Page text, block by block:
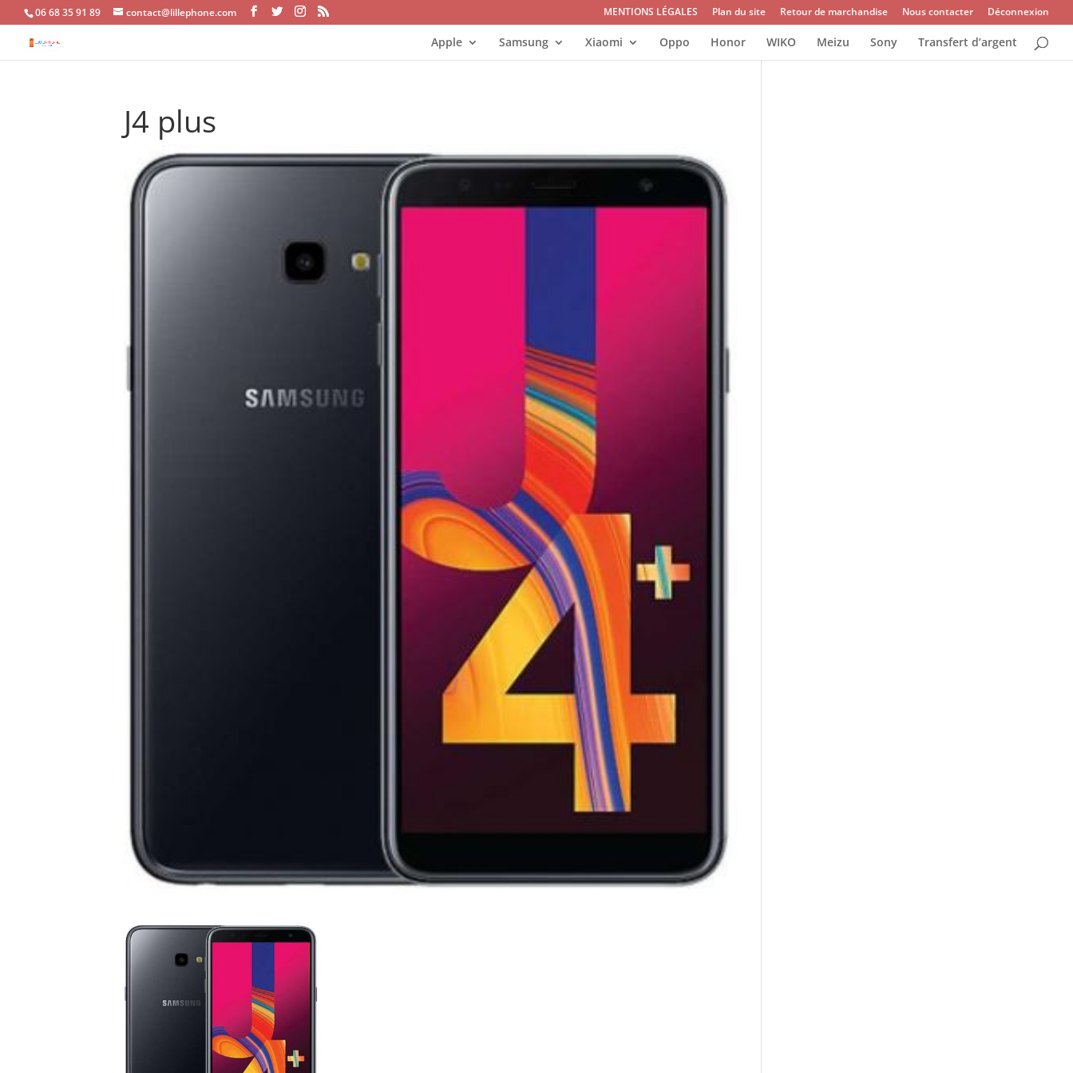
06 68 35 91 89 contact@lillephone.com MENTIONS LÉGALES Plan du site Retour de marchandise Nous contacter Déconnexion
Apple Samsung Xiaomi Oppo Honor WIKO Meizu Sony Transfert d’argent
J4 plus